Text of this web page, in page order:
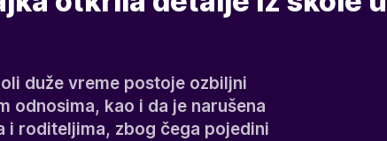
duže vreme postoje ozbiljni
odnosima, kao i da je narušena
i roditeljima, zbog čega pojedini